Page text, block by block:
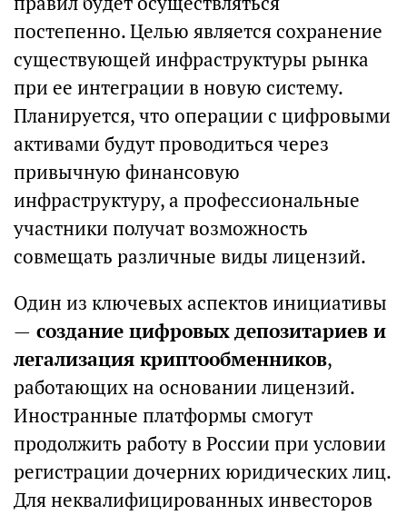
постепенно. Целью является сохранение
существующей инфраструктуры рынка
при ее интеграции в новую систему.
Планируется, что операции с цифровыми
активами будут проводиться через
привычную финансовую
инфраструктуру, а профессиональные
участники получат возможность
совмещать различные виды лицензий.
Один из ключевых аспектов инициативы
— создание цифровых депозитариев и
легализация криптообменников,
работающих на основании лицензий.
Иностранные платформы смогут
продолжить работу в России при условии
регистрации дочерних юридических лиц.
Для неквалифицированных инвесторов